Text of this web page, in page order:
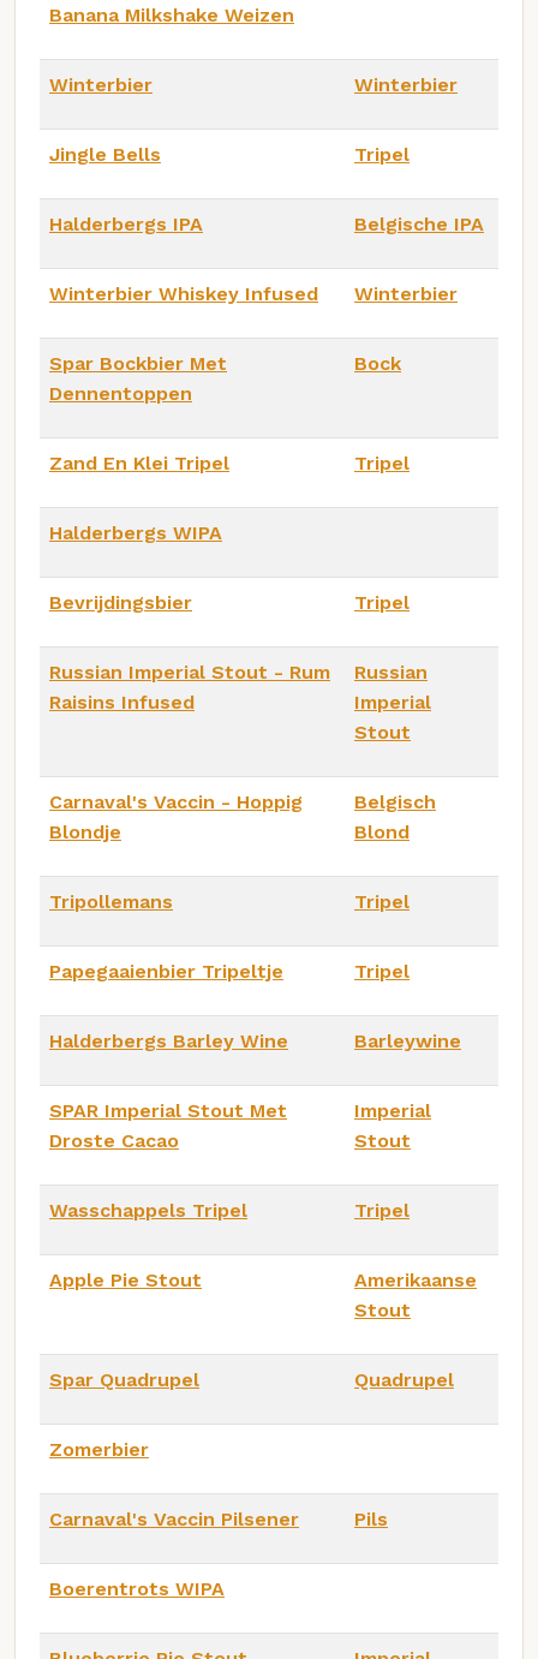
Banana Milkshake Weizen
Winterbier Winterbier
Jingle Bells Tripel
Halderbergs IPA Belgische IPA
Winterbier Whiskey Infused Winterbier
Spar Bockbier Met
Dennentoppen
Bock
Zand En Klei Tripel Tripel
Halderbergs WIPA
Bevrijdingsbier Tripel
Russian Imperial Stout - Rum
Raisins Infused
Russian
Imperial
Stout
Carnaval's Vaccin - Hoppig
Blondje
Belgisch
Blond
Tripollemans Tripel
Papegaaienbier Tripeltje Tripel
Halderbergs Barley Wine Barleywine
SPAR Imperial Stout Met
Droste Cacao
Imperial
Stout
Wasschappels Tripel Tripel
Apple Pie Stout
Amerikaanse
Stout
Spar Quadrupel Quadrupel
Zomerbier
Carnaval's Vaccin Pilsener Pils
Boerentrots WIPA